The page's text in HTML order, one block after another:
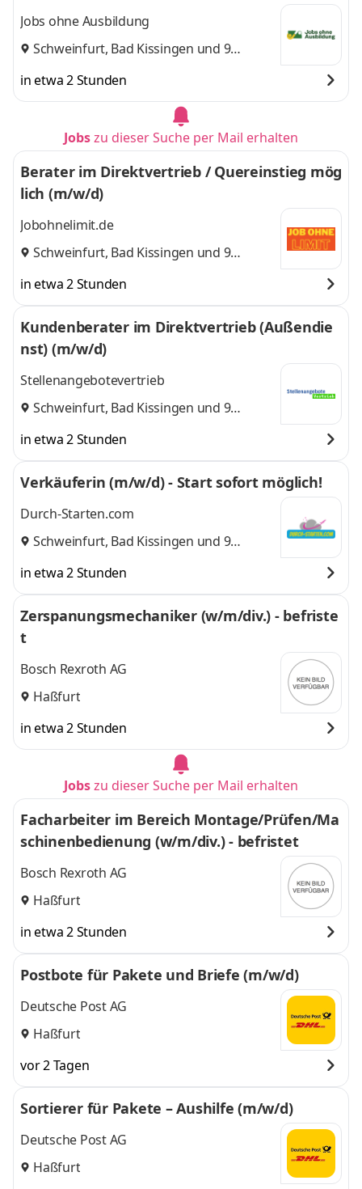
Jobs ohne Ausbildung
Schweinfurt, Bad Kissingen und 9
in etwa 2 Stunden
Jobszu dieser Suche per Mail erhalten
Berater im Direktvertrieb / Quereinstieg mög
lich (m/w/d)
Jobohnelimit.de
Schweinfurt, Bad Kissingen und 9
in etwa 2 Stunden
Kundenberater im Direktvertrieb (Außendie
nst) (m/w/d)
Stellenangebotevertrieb
Schweinfurt, Bad Kissingen und 9
in etwa 2 Stunden
Verkäuferin (m/w/d) - Start sofort möglich!
Durch-Starten.com
Schweinfurt, Bad Kissingen und 9
in etwa 2 Stunden
Zerspanungsmechaniker (w/m/div.) - befriste
t
Bosch Rexroth AG
Haßfurt
in etwa 2 Stunden
Jobszu dieser Suche per Mail erhalten
Facharbeiter im Bereich Montage/Prüfen/Ma
schinenbedienung (w/m/div.) - befristet
Bosch Rexroth AG
Haßfurt
in etwa 2 Stunden
Postbote für Pakete und Briefe (m/w/d)
Deutsche Post AG
Haßfurt
vor 2 Tagen
Sortierer für Pakete – Aushilfe (m/w/d)
Deutsche Post AG
Haßfurt